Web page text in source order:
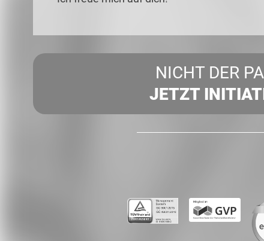
NICHT DER
JETZT